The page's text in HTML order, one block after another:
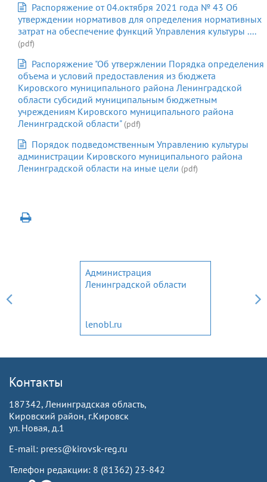
Распоряжение от 04.октября 2021 года № 43 Об
утверждении нормативов для определения нормативных
затрат на обеспечение функций Управления культуры ....
(pdf)
Распоряжение "Об утвержлении Порядка определения
объема и условий предоставления из бюджета
Кировского муниципального района Ленинградской
области субсидий муниципальным бюджетным
учреждениям Кировского муниципального района
Ленинградской области" (pdf)
Порядок подведомственным Управлению культуры
администрации Кировского муниципального района
Ленинградской области на иные цели (pdf)
Администрация
Ленинградской области
lenobl.ru
Контакты
187342, Ленинградская область,
Кировский район, г.Кировск
ул. Новая, д.1
E-mail: press@kirovsk-reg.ru
Телефон редакции: 8 (81362) 23-842